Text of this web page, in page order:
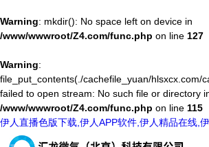
Warning: mkdir(): No space left on device in
/www/wwwroot/Z4.com/func.php on line 127
Warning:
file_put_contents(./cachefile_yuan/hlsxcx.com/
failed to open stream: No such file or directory
/www/wwwroot/Z4.com/func.php on line 115
伊人直播色版下载,伊人APP软件,伊人精品在线,